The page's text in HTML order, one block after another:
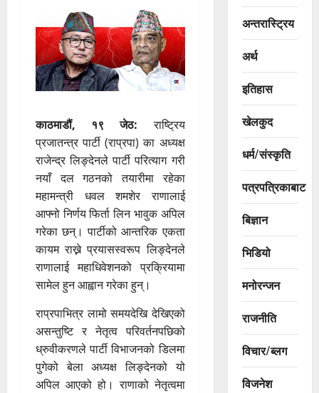
काठमाडौं, १९ जेठ: राष्ट्रिय
प्रजातन्त्र पार्टी (राप्रपा) का अध्यक्ष
राजेन्द्र लिङ्देनले पार्टी परित्याग गरी
नयाँ दल गठनको तयारीमा रहेका
महामन्त्री धवल शमशेर राणालाई
आफ्नो निर्णय फिर्ता लिन भावुक अपिल
गरेका छन्। पार्टीको आन्तरिक एकता
कायम राख्ने प्रयासस्वरूप लिङ्देनले
राणालाई महाधिवेशनको प्रक्रियामा
सामेल हुन आह्वान गरेका हुन्।
राप्रपाभित्र लामो समयदेखि देखिएको
असन्तुष्टि र नेतृत्व परिवर्तनपछिको
ध्रुवीकरणले पार्टी विभाजनको डिलमा
पुगेको बेला अध्यक्ष लिङ्देनको यो
अपिल आएको हो। राणाको नेतृत्वमा
अन्तरास्ट्रिय
अर्थ
इतिहास
खेलकुद
धर्म/संस्कृति
पत्रपत्रिकाबाट
बिज्ञान
भिडियो
मनोरन्जन
राजनीति
विचार/ब्लग
विजनेश